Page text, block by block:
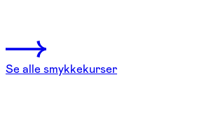
Se alle smykkekurser